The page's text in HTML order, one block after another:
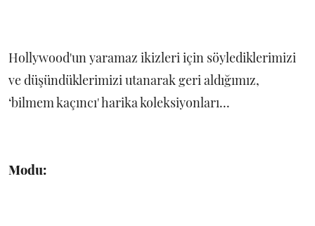
Hollywood'un yaramaz ikizleri için söylediklerimizi
ve düşündüklerimizi utanarak geri aldığımız,
‘bilmem kaçıncı' harika koleksiyonları...
Modu: